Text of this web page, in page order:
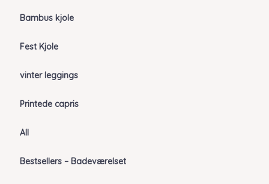
Bambus kjole
Fest Kjole
vinter leggings
Printede capris
All
Bestsellers – Badeværelset